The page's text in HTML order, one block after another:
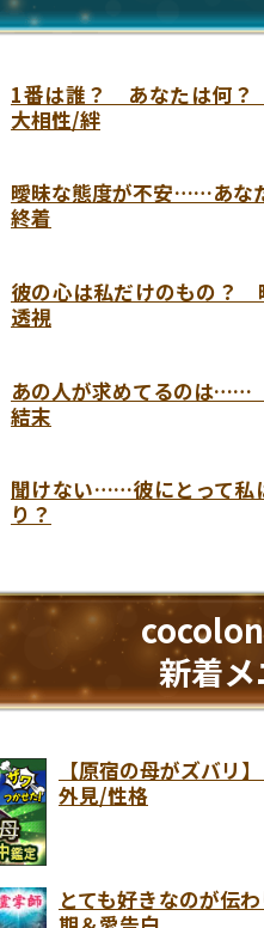
1番は誰？ あなたは何？
大相性/絆
曖昧な態度が不安……あな
終着
彼の心は私だけのもの？
透視
あの人が求めてるのは……
結末
聞けない……彼にとって
り？
新着
【原宿の母がズバリ
外見/性格
とても好きなのが伝